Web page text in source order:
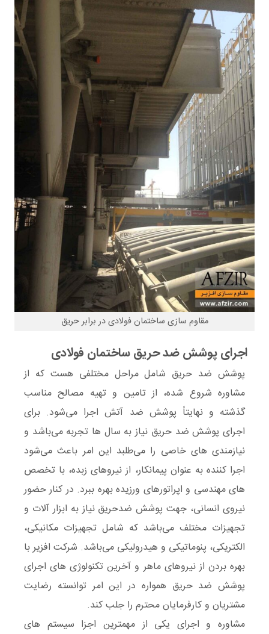
مقاوم سازی ساختمان فولادی در برابر حریق
اجرای پوشش ضد حریق ساختمان فولادی
پوشش ضد حریق شامل مراحل مختلفی هست که از
مشاوره شروع شده، از تامین و تهیه مصالح مناسب
گذشته و نهایتاً پوشش ضد آتش اجرا می‌شود. برای
اجرای پوشش‌ ضد حریق نیاز به سال ها تجربه می‌باشد و
نیازمندی های خاصی را می‌طلبد این امر باعث می‌شود
اجرا کننده به عنوان پیمانکار، از نیروهای زبده، با تخصص
های مهندسی و اپراتورهای ورزیده بهره ببرد. در کنار حضور
نیروی انسانی، جهت پوشش ضدحریق نیاز به ابزار آلات و
تجهیزات مختلف می‌باشد که شامل تجهیزات مکانیکی،
الکتریکی، پنوماتیکی و هیدرولیکی می‌باشد. شرکت افزیر با
بهره بردن از نیروهای ماهر و آخرین تکنولوژی های اجرای
پوشش ضد حریق همواره در این امر توانسته رضایت
مشتریان و کارفرمایان محترم را جلب کند.
مشاوره و اجرای یکی از مهمترین اجزا سیستم های